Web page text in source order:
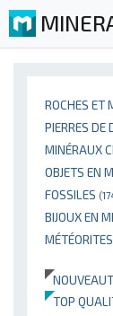
ROCHES ET
PIERRES DE
MINÉRAUX
OBJETS EN
FOSSILES
BIJOUX EN
MÉTÉORITES
TOP